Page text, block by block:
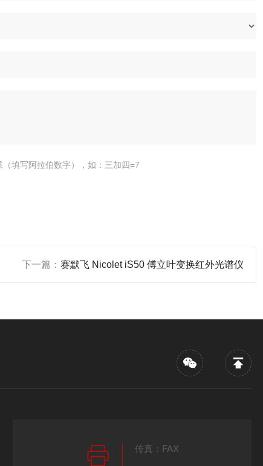
（填写阿拉伯数字），如：三加四=7
下一篇： 赛默飞 Nicolet iS50 傅立叶变换红外光谱仪
传真：FAX